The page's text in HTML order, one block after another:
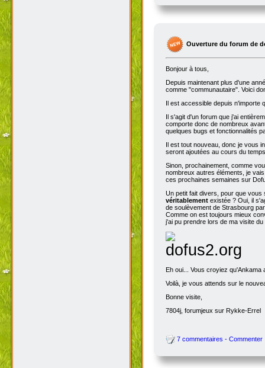
Ouverture du forum de
Bonjour à tous,
Depuis maintenant plus d'une
comme "communautaire". Voici
Il est accessible depuis n'importe
Il s'agit d'un forum que j'ai
comporte donc de nombreux
quelques bugs et fonctionnalités
Il est tout nouveau, donc je vous
seront ajoutées au cours du
Sinon, prochainement, comme
nombreux autres éléments, je
ces prochaines semaines sur
Un petit fait divers, pour que vous
véritablement existée ? Oui, il
de soulèvement de Strasbourg
Comme on est toujours mieux
j'ai pu prendre lors de ma visite
Eh oui... Vous croyiez
Voilà, je vous attends sur le
Bonne visite,
7804j, forumjeux sur Rykke-Errel
7 commentaires - Commenter